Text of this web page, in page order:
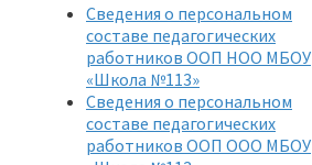
Сведения о персональном
составе педагогических
работников ООП НОО МБОУ
«Школа №113»
Сведения о персональном
составе педагогических
работников ООП ООО МБОУ